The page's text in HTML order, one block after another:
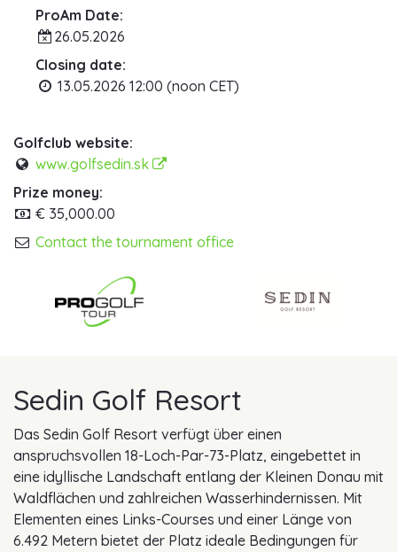
ProAm Date:
26.05.2026
Closing date:
13.05.2026 12:00 (noon CET)
Golfclub website:
www.golfsedin.sk
Prize money:
€ 35,000.00
Contact the tournament office
Sedin Golf Resort
Das Sedin Golf Resort verfügt über einen
anspruchsvollen 18-Loch-Par-73-Platz, eingebettet in
eine idyllische Landschaft entlang der Kleinen Donau mit
Waldflächen und zahlreichen Wasserhindernissen. Mit
Elementen eines Links-Courses und einer Länge von
6.492 Metern bietet der Platz ideale Bedingungen für